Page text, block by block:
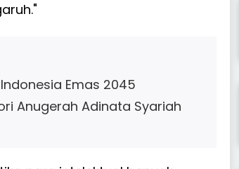
Emas 2045
Anugerah Adinata Syariah